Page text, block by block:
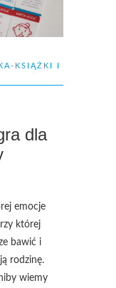
KSIĄŻKI I
dla
emocje
której
bawić i
rodzinę.
wiemy